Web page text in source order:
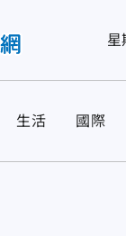
星
生活 國際